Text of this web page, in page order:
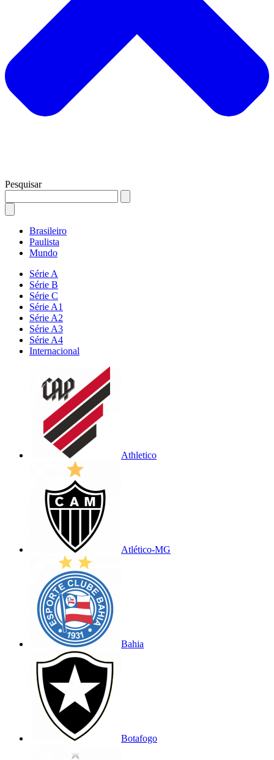
Pesquisar
Brasileiro
Paulista
Mundo
Série A
Série B
Série C
Série A1
Série A2
Série A3
Série A4
Internacional
Athletico
Atlético-MG
Bahia
Botafogo